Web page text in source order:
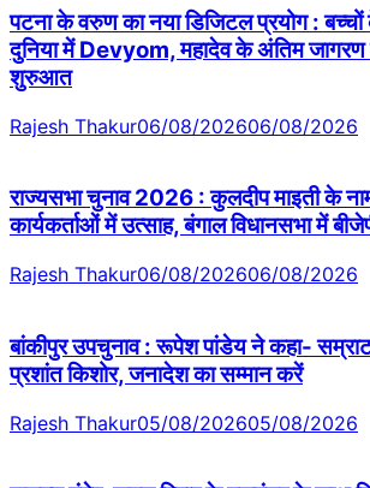
पटना के वरुण का नया डिजिटल प्रयोग :
दुनिया में Devyom, महादेव के अंतिम जागरण
शुरुआत
Rajesh Thakur06/08/202606/08/2026
राज्यसभा चुनाव 2026 : कुलदीप माइती के
कार्यकर्ताओं में उत्साह, बंगाल विधानसभा में
Rajesh Thakur06/08/202606/08/2026
बांकीपुर उपचुनाव : रूपेश पांडेय ने कहा- सम्राट
प्रशांत किशोर, जनादेश का सम्मान करें
Rajesh Thakur05/08/202605/08/2026